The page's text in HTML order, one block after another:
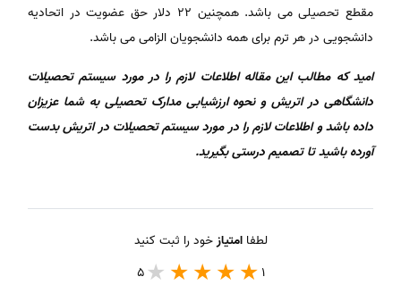
مقطع تحصیلی می باشد. همچنین ۲۲ دلار حق عضویت در اتحادیه
دانشجویی در هر ترم برای همه دانشجویان الزامی می باشد.
امید که مطالب این مقاله اطلاعات لازم را در مورد سیستم تحصیلات
دانشگاهی در اتریش و نحوه ارزشیابی مدارک تحصیلی به شما عزیزان
داده باشد و اطلاعات لازم را در مورد سیستم تحصیلات در اتریش بدست
آورده باشید تا تصمیم درستی بگیرید.
لطفاامتیازخود را ثبت کنید
1
5